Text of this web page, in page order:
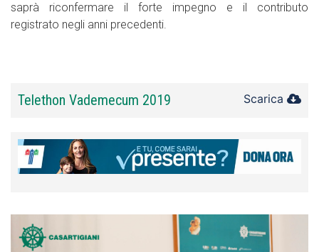
saprà riconfermare il forte impegno e il contributo
registrato negli anni precedenti.
Telethon Vademecum 2019 Scarica